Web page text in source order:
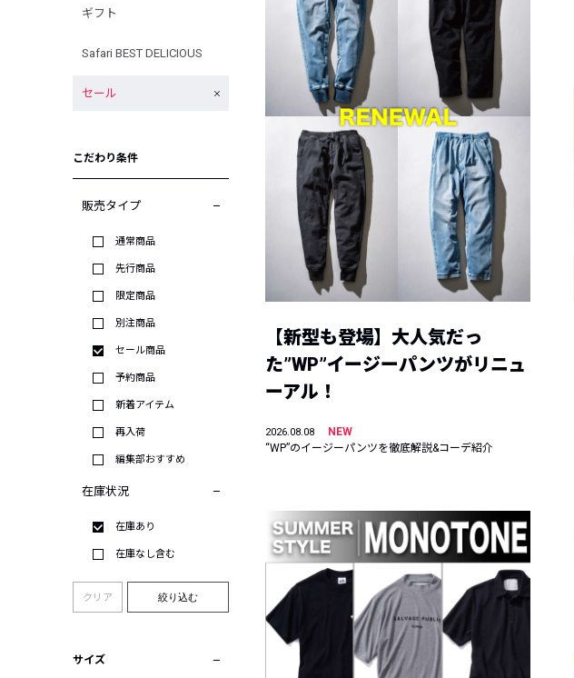
ギフト
Safari BEST DELICIOUS
セール
こだわり条件
販売タイプ
通常商品
先行商品
限定商品
別注商品
セール商品
予約商品
新着アイテム
再入荷
編集部おすすめ
在庫状況
在庫あり
在庫なし含む
クリア 絞り込む
サイズ
【新型も登場】大人気だっ
た”WP”イージーパンツがリニュ
ーアル！
2026.08.08
NEW
“WP”のイージーパンツを徹底解説&コーデ紹介